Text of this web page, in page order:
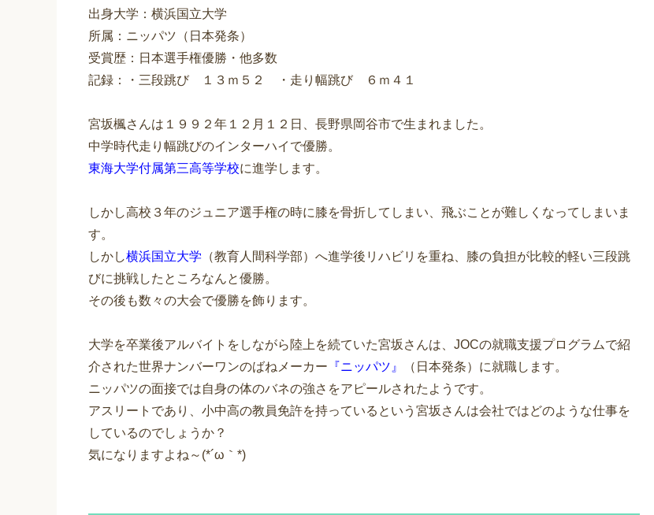
出身大学：横浜国立大学
所属：ニッパツ（日本発条）
受賞歴：日本選手権優勝・他多数
記録：・三段跳び １３ｍ５２ ・走り幅跳び ６ｍ４１
宮坂楓さんは１９９２年１２月１２日、長野県岡谷市で生まれました。
中学時代走り幅跳びのインターハイで優勝。
東海大学付属第三高等学校に進学します。
しかし高校３年のジュニア選手権の時に膝を骨折してしまい、飛ぶことが難しくなってしまいま
す。
しかし横浜国立大学 （教育人間科学部）へ進学後リハビリを重ね、膝の負担が比較的軽い三段跳
びに挑戦したところなんと優勝。
その後も数々の大会で優勝を飾ります。
大学を卒業後アルバイトをしながら陸上を続ていた宮坂さんは、JOCの就職支援プログラムで紹
介された世界ナンバーワンのばねメーカー 『ニッパツ』
（日本発条）に就職します。
ニッパツの面接では自身の体のバネの強さをアピールされたようです。
アスリートであり、小中高の教員免許を持っているという宮坂さんは会社ではどのような仕事を
しているのでしょうか？
気になりますよね～(*´ω｀*)